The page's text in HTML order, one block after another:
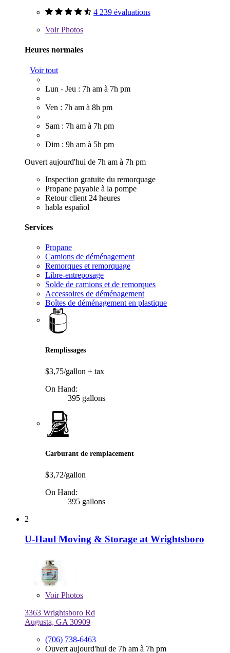
4 239 évaluations
VoirPhotos
Heures normales
Voir tout
Lun - Jeu : 7h am à 7h pm
Ven : 7h am à 8h pm
Sam : 7h am à 7h pm
Dim : 9h am à 5h pm
Ouvert aujourd'hui de 7h am à 7h pm
Inspection gratuite du remorquage
Propane payable à la pompe
Retour client 24 heures
habla español
Services
Propane
Camions de déménagement
Remorques et remorquage
Libre-entreposage
Solde de camions et de remorques
Accessoires de déménagement
Boîtes de déménagement en plastique
Remplissages
$3,75/gallon + tax
On Hand:
395 gallons
Carburant de remplacement
$3,72/gallon
On Hand:
395 gallons
2
U-Haul Moving & Storage at Wrightsboro
VoirPhotos
3363 Wrightsboro Rd
Augusta, GA 30909
(706) 738-6463
Ouvert aujourd'hui de 7h am à 7h pm